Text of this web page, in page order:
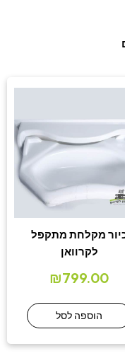
מקלחת מתקפל
לקרוואן
₪799.00
הוספה לסל